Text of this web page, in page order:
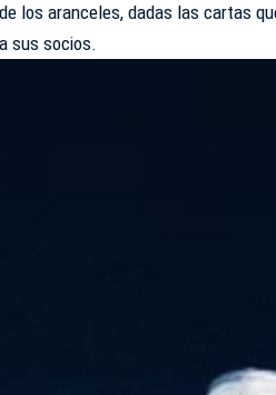
los aranceles, dadas las cartas
sus socios.